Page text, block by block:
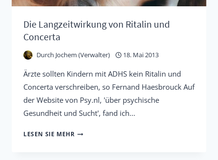
Die Langzeitwirkung von Ritalin und
Concerta
Durch Jochem (Verwalter) 18. Mai 2013
Ärzte sollten Kindern mit ADHS kein Ritalin und
Concerta verschreiben, so Fernand Haesbrouck Auf
der Website von Psy.nl, 'über psychische
Gesundheit und Sucht', fand ich...
LESEN SIE MEHR DIE